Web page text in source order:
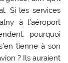
Si les services
à l’aéroport
pourquoi
tienne à son
? Ils auraient